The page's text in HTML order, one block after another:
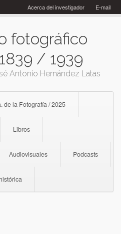
E-mail
Acerca del investigador
fotográfico
/ 1939
Antonio Hernández Latas
de la Fotografía / 2025
Libros
Audiovisuales Podcasts